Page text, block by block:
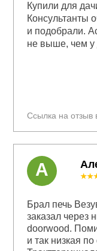
Ссылка на отзыв
Купили для
Консультанты
и подобрали.
не выше, чем у
Брал печь
заказал через
doorwood.
и так низкая
А